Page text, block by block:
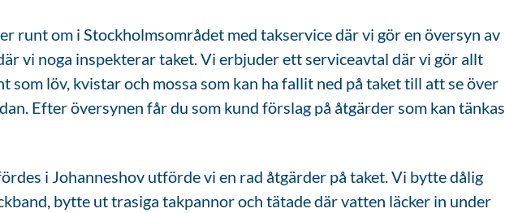
runt om i Stockholmsområdet med takservice där vi gör en översyn av
vi noga inspekterar taket. Vi erbjuder ett serviceavtal där vi gör allt
som löv, kvistar och mossa som kan ha fallit ned på taket till att se över
Efter översynen får du som kund förslag på åtgärder som kan tänkas
i Johanneshov utförde vi en rad åtgärder på taket. Vi bytte dålig
bytte ut trasiga takpannor och tätade där vatten läcker in under